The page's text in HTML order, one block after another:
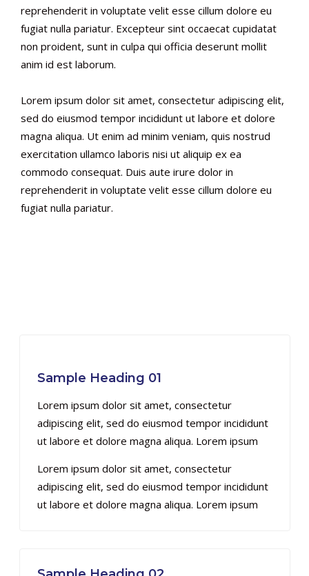
reprehenderit in voluptate velit esse cillum dolore eu
fugiat nulla pariatur. Excepteur sint occaecat cupidatat
non proident, sunt in culpa qui officia deserunt mollit
anim id est laborum.
Lorem ipsum dolor sit amet, consectetur adipiscing elit,
sed do eiusmod tempor incididunt ut labore et dolore
magna aliqua. Ut enim ad minim veniam, quis nostrud
exercitation ullamco laboris nisi ut aliquip ex ea
commodo consequat. Duis aute irure dolor in
reprehenderit in voluptate velit esse cillum dolore eu
fugiat nulla pariatur.
Sample Heading 01
Lorem ipsum dolor sit amet, consectetur
adipiscing elit, sed do eiusmod tempor incididunt
ut labore et dolore magna aliqua. Lorem ipsum
Lorem ipsum dolor sit amet, consectetur
adipiscing elit, sed do eiusmod tempor incididunt
ut labore et dolore magna aliqua. Lorem ipsum